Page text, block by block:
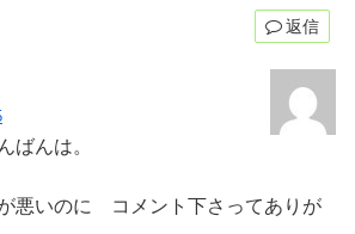
返信
んは。
悪いのに コメント下さってありが